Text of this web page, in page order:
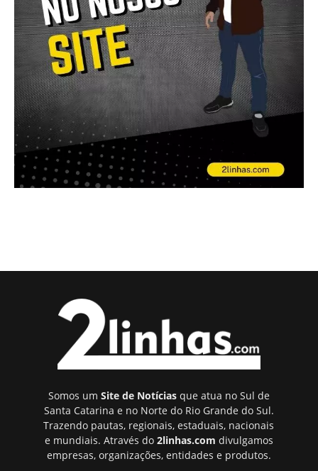
Somos um Site de Notíciasque atua no Sul de
Santa Catarina e no Norte do Rio Grande do Sul.
Trazendo pautas, regionais, estaduais, nacionais
e mundiais. Através do 2linhas.com divulgamos
empresas, organizações, entidades e produtos.